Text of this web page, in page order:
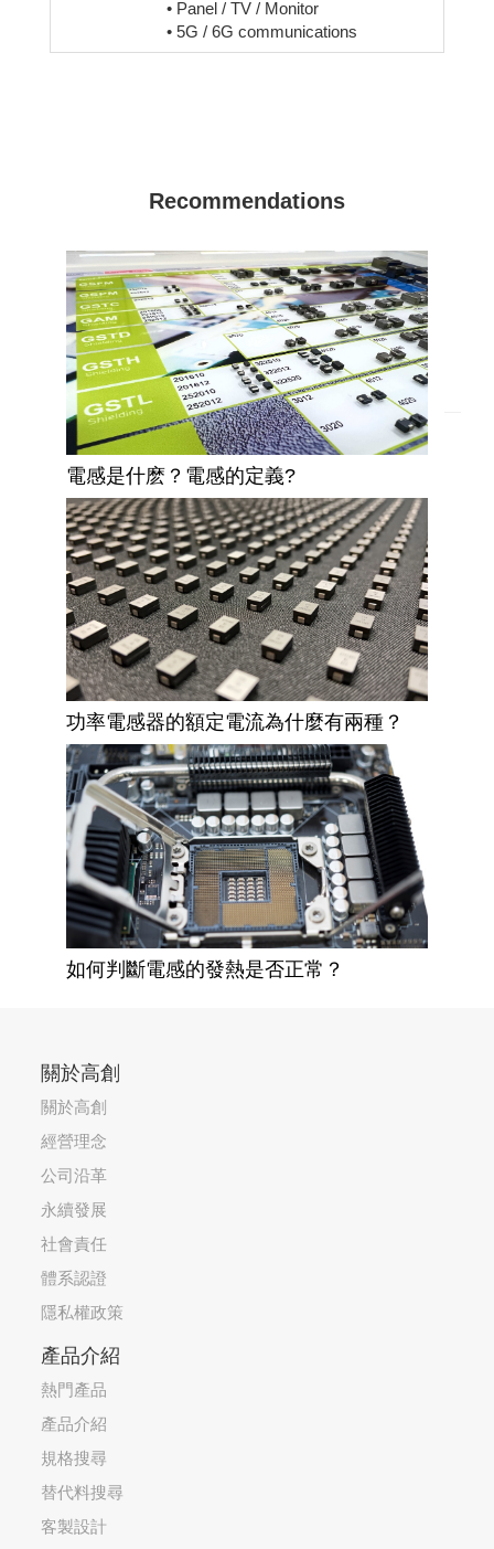
• Panel / TV / Monitor
• 5G / 6G communications
Recommendations
電感是什麽？電感的定義?
功率電感器的額定電流為什麼有兩種？
如何判斷電感的發熱是否正常？​
關於高創
關於高創
經營理念
公司沿革
永續發展
社會責任
體系認證
隱私權政策
產品介紹
熱門產品
產品介紹
規格搜尋
替代料搜尋
客製設計